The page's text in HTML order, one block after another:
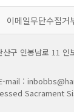
이메일무단수집거
구 인봉남로 11 인
mail :
Sacrament